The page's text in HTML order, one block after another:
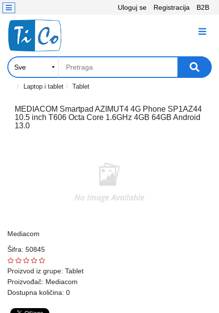
Uloguj se Registracija B2B
KATEGORIJE
Računari,
Komponente
Laptop
tablet
Televizori
Ploteri
Bela
tehnika
Telefoni
oprema
Kontakt
Laptop i tablet Tablet
MEDIACOM Smartpad AZIMUT4 4G Phone SP1AZ44
10.5 inch T606 Octa Core 1.6GHz 4GB 64GB Android
13.0
Mediacom
Šifra: 50845
Proizvod iz grupe: Tablet
Proizvođač: Mediacom
Dostupna količina: 0